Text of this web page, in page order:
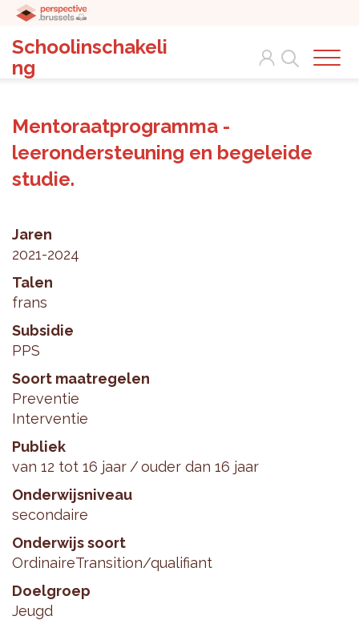
Schoolinschakeli
ng
Search
Mentoraatprogramma -
leerondersteuning en begeleide
studie.
Jaren
2021-2024
Talen
frans
Subsidie
PPS
Soort maatregelen
Preventie
Interventie
Publiek
van 12 tot 16 jaar
ouder dan 16 jaar
Onderwijsniveau
secondaire
Onderwijs soort
OrdinaireTransition/qualifiant
Doelgroep
Jeugd